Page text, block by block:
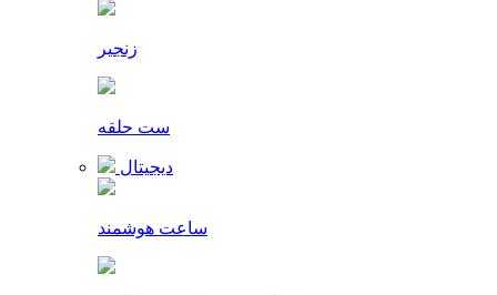
زنجیر
ست حلقه
دیجیتال
ساعت هوشمند